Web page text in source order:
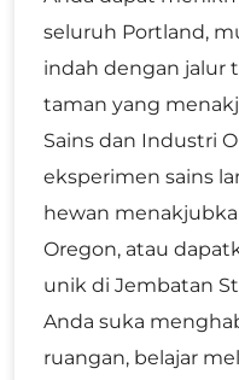
seluruh Portland,
indah dengan jalur
taman yang
Sains dan Industri
eksperimen sains
hewan
Oregon, atau
unik di Jembatan
Anda suka
ruangan, belajar